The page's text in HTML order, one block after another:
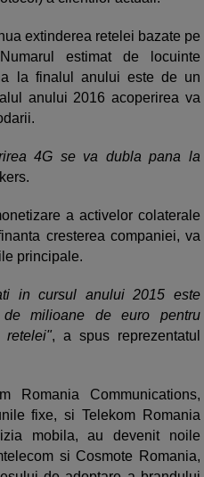
extinderea retelei bazate pe
estimat de locuinte
la finalul anului este de un
anului 2016 acoperirea va
4G se va dubla pana la
a activelor colaterale
cresterea companiei, va
principale.
in cursul anului 2015 este
milioane de euro pentru
retelei", a spus reprezentatul
Romania Communications,
fixe, si Telekom Romania
mobila, au devenit noile
si Cosmote Romania,